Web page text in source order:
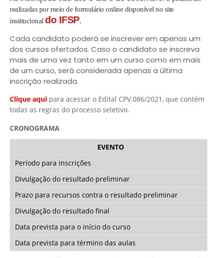
realizadas por meio de formulário online disponível no site
institucional do IFSP.
Cada candidato poderá se inscrever em apenas um
dos cursos ofertados. Caso o candidato se inscreva
mais de uma vez tanto em um curso como em mais
de um curso, será considerada apenas a última
inscrição realizada.
Clique aqui para acessar o Edital CPV.086/2021, que contém
todas as regras do processo seletivo.
CRONOGRAMA
EVENTO
Período para inscrições
Divulgação do resultado preliminar
Prazo para recursos contra o resultado preliminar
Divulgação do resultado final
Data prevista para o início do curso
Data prevista para término das aulas